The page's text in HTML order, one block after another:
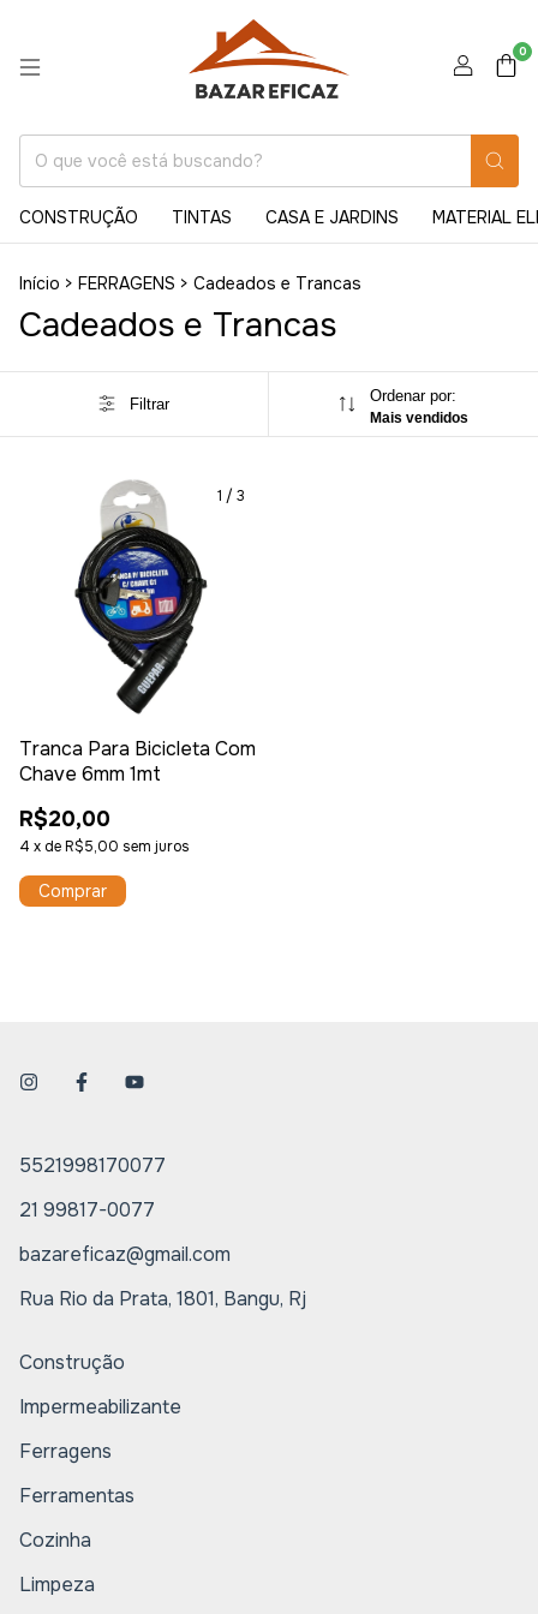
0
CONSTRUÇÃO TINTAS CASA E JARDINS MATERIAL
Início > FERRAGENS > Cadeados e Trancas
Cadeados e Trancas
Filtrar Ordenar por:
Mais vendidos
1 / 3
Tranca Para Bicicleta Com
Chave 6mm 1mt
R$20,00
4 x deR$5,00 sem juros
5521998170077
21 99817-0077
bazareficaz@gmail.com
Rua Rio da Prata, 1801, Bangu, Rj
Construção
Impermeabilizante
Ferragens
Ferramentas
Cozinha
Limpeza